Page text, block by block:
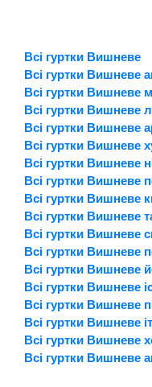
Всі гуртки Вишневе
Всі гуртки Вишневе
Всі гуртки Вишневе
Всі гуртки Вишневе
Всі гуртки Вишневе
Всі гуртки Вишневе
Всі гуртки Вишневе
Всі гуртки Вишневе
Всі гуртки Вишневе
Всі гуртки Вишневе
Всі гуртки Вишневе
Всі гуртки Вишневе
Всі гуртки Вишневе
Всі гуртки Вишневе
Всі гуртки Вишневе
Всі гуртки Вишневе
Всі гуртки Вишневе
Всі гуртки Вишневе